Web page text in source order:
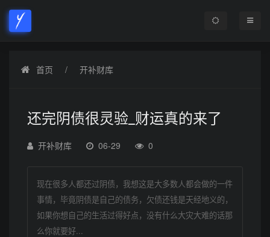
首页 开补财库
还完阴债很灵验_财运真的来了
开补财库 06-29 0
现在很多人都还过阴债，我想这是大多数人都会做的一件
事情，毕竟阴债是自己的债务，欠债还钱是天经地义的，
如果你想自己的生活过得好点，没有什么大灾大难的话那
么你就要好...